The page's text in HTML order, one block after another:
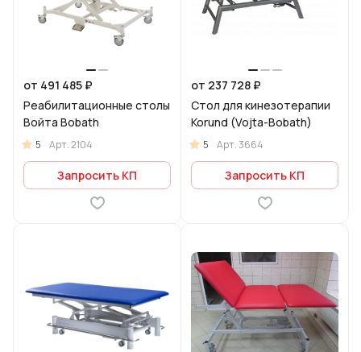
от 491 485 ₽
Реабилитационные столы
Войта Bobath
5 Арт.2104
Запросить КП
от 237 728 ₽
Стол для кинезотерапии
Korund (Vojta-Bobath)
5 Арт.3664
Запросить КП